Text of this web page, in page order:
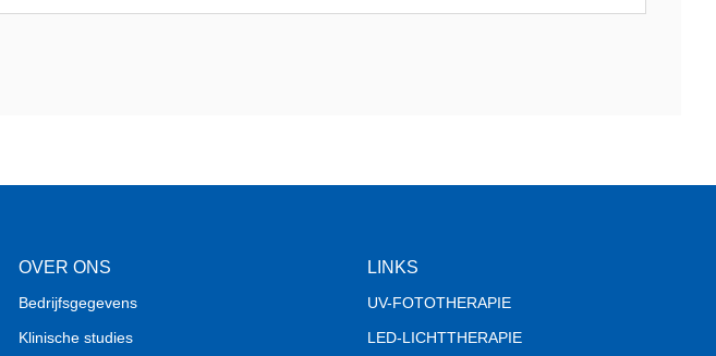
OVER ONS
Bedrijfsgegevens
Klinische studies
LINKS
UV-FOTOTHERAPIE
LED-LICHTTHERAPIE